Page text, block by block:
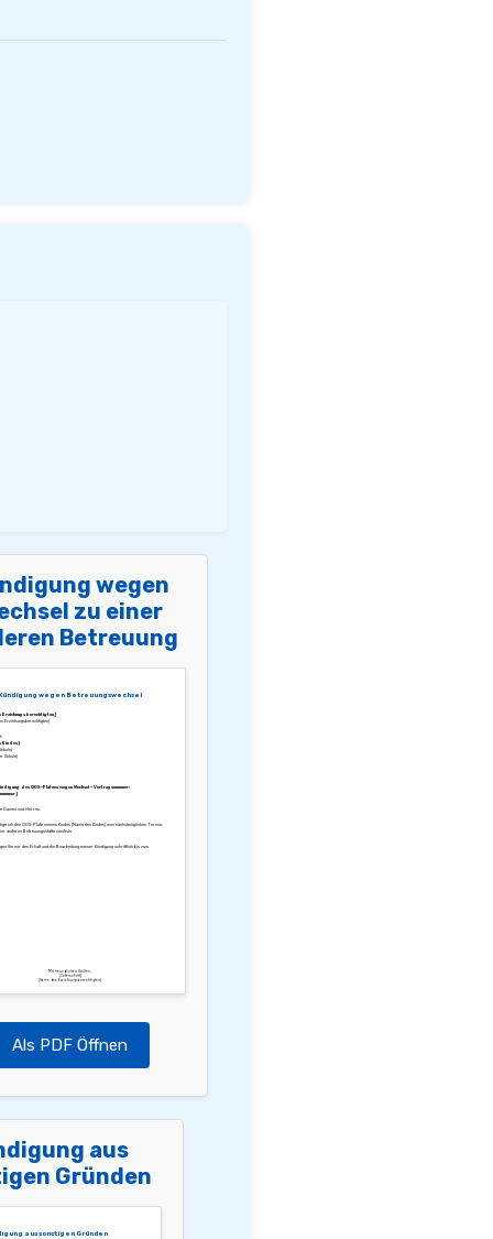
wegen
zu einer
Betreuung
wegen Betreuungswechsel
Erziehungsberechtigten]
Erziehungsberechtigten]
Kindes]
Schule]
des OGS-Platzes wegen Wechsel – Vertragsnummer:
Damen und Herren,
ich den OGS-Platz meines Kindes [Name des Kindes] zum nächstmöglichen Termin,
anderen Betreuungsstätte wechsle.
Sie mir den Erhalt und die Bearbeitung meiner Kündigung schriftlich bis zum
Mit freundlichen Grüßen,
[Unterschrift]
[Name des Erziehungsberechtigten]
Als PDF Öffnen
aus
Gründen
aus sonstigen Gründen